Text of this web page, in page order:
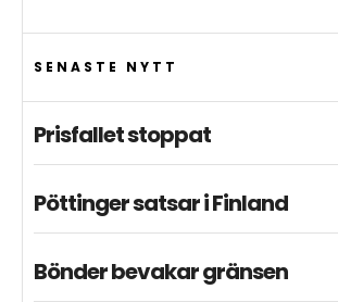
SENASTE NYTT
Prisfallet stoppat
Pöttinger satsar i Finland
Bönder bevakar gränsen